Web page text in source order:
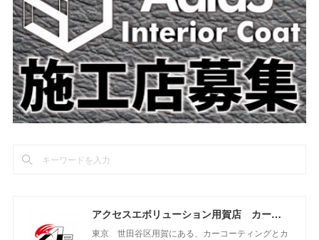
アクセスエボリューション用賀店 カーコーティング・カーメンテナンスの専門店
東京 世田谷区用賀にある、カーコーティングとカ